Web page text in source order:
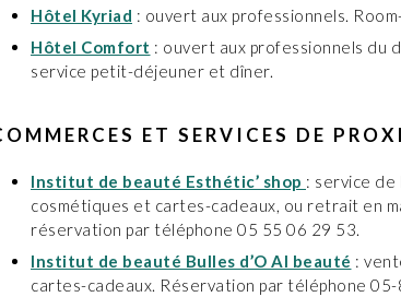
Hôtel Kyriad : ouvert aux professionnels.
Hôtel Comfort : ouvert aux professionnels du
service petit-déjeuner et dîner.
ET SERVICES DE
Institut de beauté Esthétic’ shop : service de
cosmétiques et cartes-cadeaux, ou retrait en
réservation par téléphone 05 55 06 29 53.
Institut de beauté Bulles d’O Al beauté :
cartes-cadeaux. Réservation par téléphone